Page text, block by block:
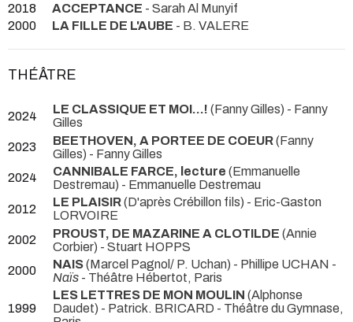
2018
ACCEPTANCE - Sarah Al Munyif
2000
LA FILLE DE L'AUBE - B. VALERE
THÉÂTRE
2024 LE CLASSIQUE ET MOI...! (Fanny Gilles) - Fanny
Gilles
2023
BEETHOVEN, A PORTEE DE COEUR(Fanny
Gilles) - Fanny Gilles
2024
CANNIBALE FARCE, lecture (Emmanuelle
Destremau) - Emmanuelle Destremau
2012
LE PLAISIR(D'après Crébillon fils) - Eric-Gaston
LORVOIRE
2002
PROUST, DE MAZARINE A CLOTILDE (Annie
Corbier) - Stuart HOPPS
2000
NAIS(Marcel Pagnol/ P. Uchan) - Phillipe UCHAN -
Naïs - Théâtre Hébertot, Paris
1999
LES LETTRES DE MON MOULIN (Alphonse
Daudet) - Patrick. BRICARD - Théâtre du Gymnase,